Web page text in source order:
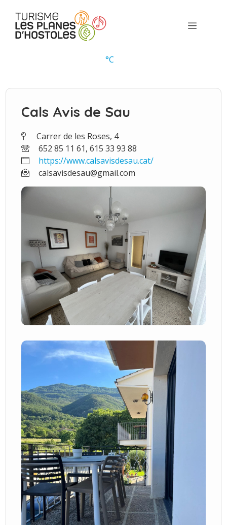
contingut
Menú
°C
Cals Avis de Sau
Carrer de les Roses, 4
652 85 11 61, 615 33 93 88
https://www.calsavisdesau.cat/
calsavisdesau@gmail.com